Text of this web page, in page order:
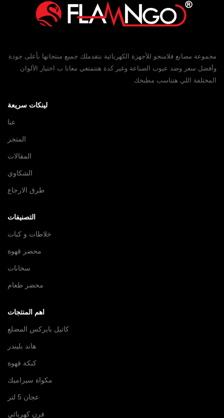
مجموعة مصانع فلامنجو للأجهزة الكهربائية بتقدملك جميع منتجاتها بأعلى جودة
وأفضل سعر وضد عيوب الصناعة وغير كدة هتتمتعي معانا ب اختيار الألوان
المختلفة اللي هتناسب مطبخك
لينكات سريعة
عنا
المتجر
المقالات
الشكاوي
طرق الارجاع
التصنيفات
خلاطات و كبات
محضر قهوة
سخانات
محضر طعام
اهم المنتجات
كاتيل بايركس المضلع
هاند بليندر
كنكة قهوة
مكواة سيراميك
عجان 5 لتر
فرن كهربائي